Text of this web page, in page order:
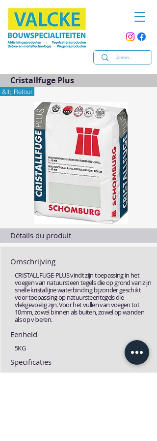
Cristallfuge Plus
&lt; Retour
Détails du produit
Omschrijving
CRISTALLFUGE-PLUS vindt zijn toepassing in het
voegen van natuursteen tegels die op grond van zijn
snelle kristallijne waterbinding bijzonder geschikt
voor toepassing op natuursteentegels die
vlekgevoelig zijn. Voor het vullen van voegen tot
10mm, zowel binnen als buiten, zowel op wanden
als op vloeren.
Eenheid
5KG
Specificaties